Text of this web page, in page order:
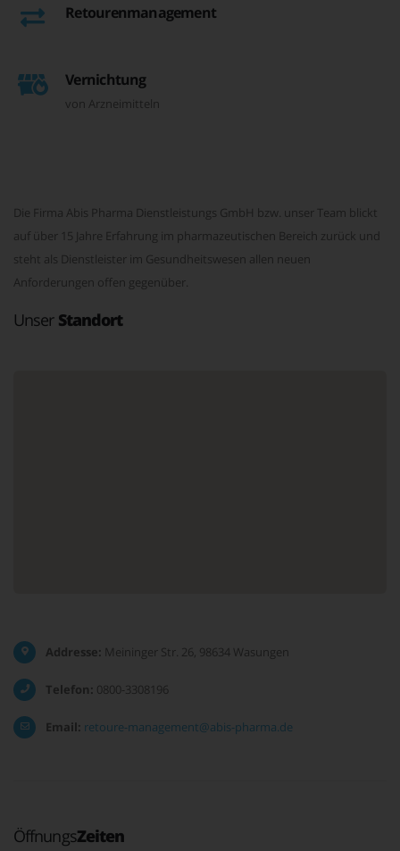
Retourenmanagement
Vernichtung
von Arzneimitteln
Die Firma Abis Pharma Dienstleistungs GmbH bzw. unser Team blickt
auf über 15 Jahre Erfahrung im pharmazeutischen Bereich zurück und
steht als Dienstleister im Gesundheitswesen allen neuen
Anforderungen offen gegenüber.
Unser Standort
Addresse: Meininger Str. 26, 98634 Wasungen
Telefon: 0800-3308196
Email: retoure-management@abis-pharma.de
ÖffnungsZeiten